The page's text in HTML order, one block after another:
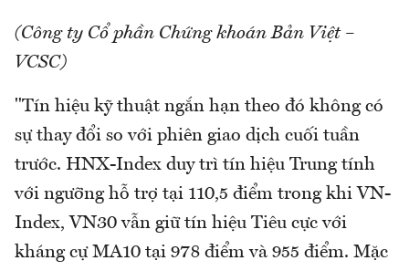
(Công ty Cổ phần Chứng khoán Bản Việt –
VCSC)
"Tín hiệu kỹ thuật ngắn hạn theo đó không có
sự thay đổi so với phiên giao dịch cuối tuần
trước. HNX-Index duy trì tín hiệu Trung tính
với ngưỡng hỗ trợ tại 110,5 điểm trong khi VN-
Index, VN30 vẫn giữ tín hiệu Tiêu cực với
kháng cự MA10 tại 978 điểm và 955 điểm. Mặc